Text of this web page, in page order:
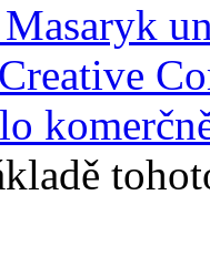
Creative